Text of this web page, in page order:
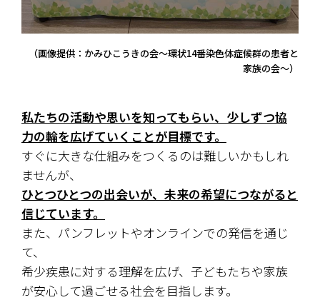
（画像提供：かみひこうきの会～環状14番染色体症候群の患者と
家族の会～）
私たちの活動や思いを知ってもらい、少しずつ協
力の輪を広げていくことが目標です。
すぐに大きな仕組みをつくるのは難しいかもしれ
ませんが、
ひとつひとつの出会いが、未来の希望につながると
信じています。
また、パンフレットやオンラインでの発信を通じ
て、
希少疾患に対する理解を広げ、子どもたちや家族
が安心して過ごせる社会を目指します。